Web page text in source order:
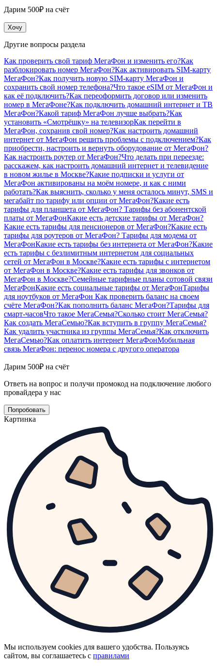
Дарим 500₽ на счёт
Хочу
Другие вопросы раздела
Как проверить свой тариф МегаФон и изменить его?Как
разблокировать номер МегаФон?Как активировать SIM-карту
МегаФон?Как получить новую SIM-карту МегаФон и
сохранить свой номер телефона?Что такое eSIM от МегаФон и
как её подключить?Как переоформить договор или изменить
номер в МегаФоне?Как подключить домашний интернет и ТВ
МегаФон?Какой тариф МегаФон лучше выбрать?Как
установить «Смотрёшку» на телевизорКак перейти в
МегаФон, сохранив свой номер?Как настроить домашний
интернет от МегаФон решить проблемы с подключением?Как
приобрести, настроить и вернуть оборудование от МегаФон?
Как настроить роутер от МегаФон?Что делать при переезде:
расскажем, как настроить домашний интернет и телевидение
в новом жилье в Москве?Какие подписки и услуги от
МегаФон активированы на моём номере, и как с ними
работать?Как выяснить, сколько у меня осталось минут, SMS и
мегабайт по тарифу или опции от МегаФон?Какие есть
тарифы для планшета от МегаФон? Тарифы без абонентской
платы от МегаФонКакие есть детские тарифы от МегаФон?
Какие есть тарифы для пенсионеров от МегаФон?Какие есть
тарифы для роутеров от МегаФон? Тарифы для модема от
МегаФонКакие есть тарифы без интернета от МегаФон?Какие
есть тарифы с безлимитным интернетом для социальных
сетей от МегаФон в Москве?Какие есть тарифы с интернетом
от МегаФон в Москве?Какие есть тарифы для звонков от
МегаФон в Москве?Семейные тарифные планы сотовой связи
МегаФонКакие есть социальные тарифы от МегаФонТарифы
для ноутбуков от МегаФон Как проверить баланс на своем
счёте МегаФон?Как пополнить баланс МегаФон?Тарифы для
смарт-часовЧто такое МегаСемья?Сколько стоит МегаСемья?
Как создать МегаСемью?Как вступить в группу МегаСемья?
Как удалить участника из группы МегаСемья?Как отключить
МегаСемью?Как оплатить интернет МегаФонМобильная
связь МегаФон: перенос номера с другого оператора
Дарим 500₽ на счёт
Ответь на вопрос и получи промокод на подключение любого
провайдера у нас
Попробовать
Картинка
Мы используем cookies для вашего удобства. Пользуясь
сайтом, вы соглашаетесь с правилами